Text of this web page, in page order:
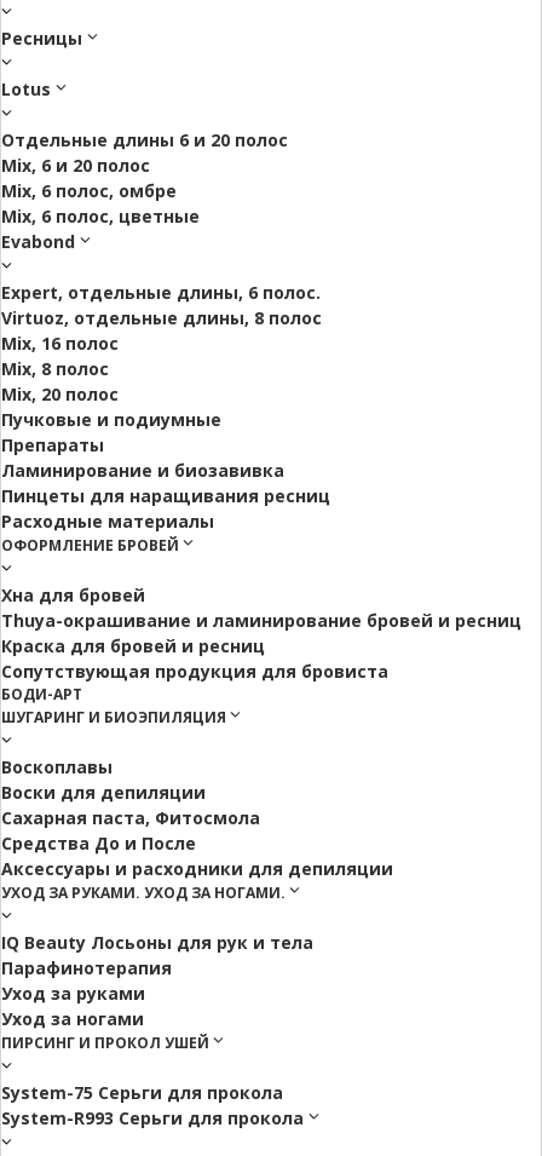
Ресницы
Lotus
Отдельные длины 6 и 20 полос
Mix, 6 и 20 полос
Mix, 6 полос, омбре
Mix, 6 полос, цветные
Evabond
Expert, отдельные длины, 6 полос.
Virtuoz, отдельные длины, 8 полос
Mix, 16 полос
Mix, 8 полос
Mix, 20 полос
Пучковые и подиумные
Препараты
Ламинирование и биозавивка
Пинцеты для наращивания ресниц
Расходные материалы
ОФОРМЛЕНИЕ БРОВЕЙ
Хна для бровей
Thuya-окрашивание и ламинирование бровей и ресниц
Краска для бровей и ресниц
Сопутствующая продукция для бровиста
БОДИ-АРТ
ШУГАРИНГ И БИОЭПИЛЯЦИЯ
Воскоплавы
Воски для депиляции
Сахарная паста, Фитосмола
Средства До и После
Аксессуары и расходники для депиляции
УХОД ЗА РУКАМИ. УХОД ЗА НОГАМИ.
IQ Beauty Лосьоны для рук и тела
Парафинотерапия
Уход за руками
Уход за ногами
ПИРСИНГ И ПРОКОЛ УШЕЙ
System-75 Серьги для прокола
System-R993 Серьги для прокола